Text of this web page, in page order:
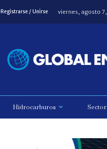
Registrarse / Unirse viernes, agosto
Hidrocarburos